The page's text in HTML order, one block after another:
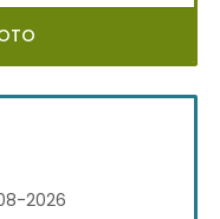
2026